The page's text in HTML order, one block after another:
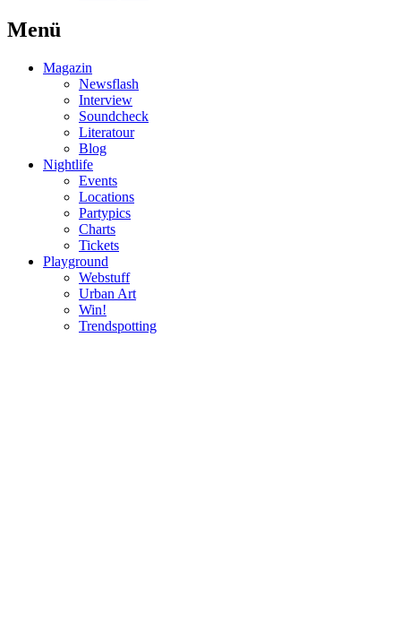
Menü
Magazin
Newsflash
Interview
Soundcheck
Literatour
Blog
Nightlife
Events
Locations
Partypics
Charts
Tickets
Playground
Webstuff
Urban Art
Win!
Trendspotting